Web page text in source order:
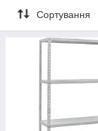
Сортування